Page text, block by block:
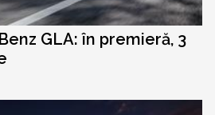
GLA: în premieră, 3